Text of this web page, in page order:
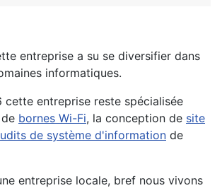
entreprise a su se diversifier dans
informatiques.
cette entreprise reste spécialisée
bornes Wi-Fi, la conception de site
de système d'information de
entreprise locale, bref nous vivons